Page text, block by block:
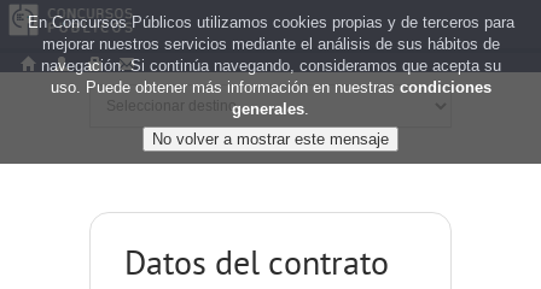
Datos del contrato
En Concursos Públicos utilizamos cookies propias y de terceros para
mejorar nuestros servicios mediante el análisis de sus hábitos de
navegación. Si continúa navegando, consideramos que acepta su
uso. Puede obtener más información en nuestras condiciones
generales.